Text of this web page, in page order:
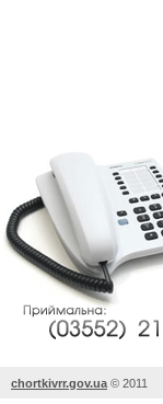
chortkivrr.gov.ua © 2011